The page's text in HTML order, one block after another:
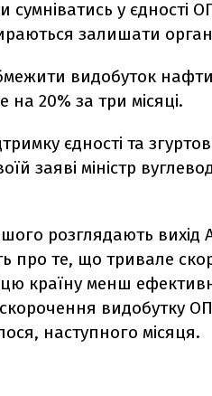
сумніватись у єдності
залишати
видобуток
20% за три місяці.
єдності та
заяві міністр
розглядають вихід
про те, що тривале
країну менш
видобутку
наступного місяця.